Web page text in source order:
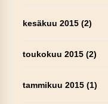
kesäkuu 2015(2)
toukokuu 2015(2)
tammikuu 2015(1)